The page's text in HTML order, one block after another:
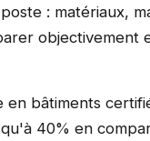
: matériaux,
objectivement
bâtiments
40% en